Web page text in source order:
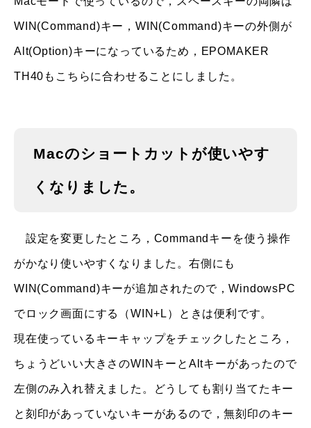
WIN(Command)キー，WIN(Command)キーの外側が
Alt(Option)キーになっているため，EPOMAKER
TH40もこちらに合わせることにしました。
Macのショートカットが使いやす
くなりました。
設定を変更したところ，Commandキーを使う操作
がかなり使いやすくなりました。右側にも
WIN(Command)キーが追加されたので，WindowsPC
でロック画面にする（WIN+L）ときは便利です。
現在使っているキーキャップをチェックしたところ，
ちょうどいい大きさのWINキーとAltキーがあったので
左側のみ入れ替えました。どうしても割り当てたキー
と刻印があっていないキーがあるので，無刻印のキー